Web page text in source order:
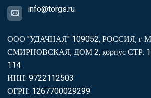
info@torgs.ru
ООО "УДАЧНАЯ" 109052, РОССИЯ, г
СМИРНОВСКАЯ, ДОМ 2, корпус СТР.
114
ИНН: 9722112503
ОГРН: 1267700029299